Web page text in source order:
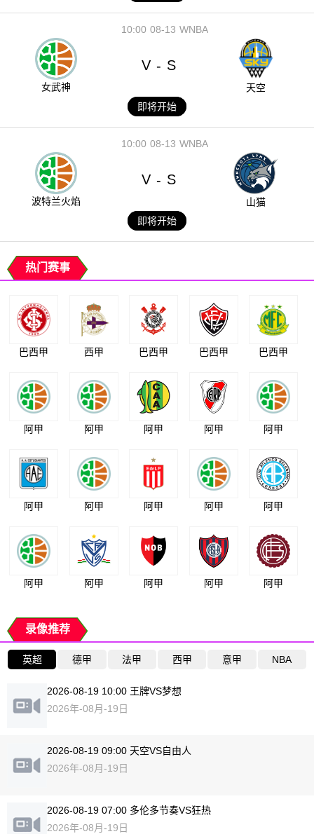
08-13
10:00 WNBA
女武神
V - S
天空
即将开始
08-13
10:00 WNBA
波特兰火焰
V - S
山猫
即将开始
热门赛事
巴西甲 西甲 巴西甲 巴西甲 巴西甲
阿甲 阿甲 阿甲 阿甲 阿甲
阿甲 阿甲 阿甲 阿甲 阿甲
阿甲 阿甲 阿甲 阿甲 阿甲
录像推荐
英超 德甲 法甲 西甲 意甲 NBA
2026-08-19 10:00 王牌VS梦想
2026年-08月-19日
2026-08-19 09:00 天空VS自由人
2026年-08月-19日
2026-08-19 07:00 多伦多节奏VS狂热
2026年-08月-19日